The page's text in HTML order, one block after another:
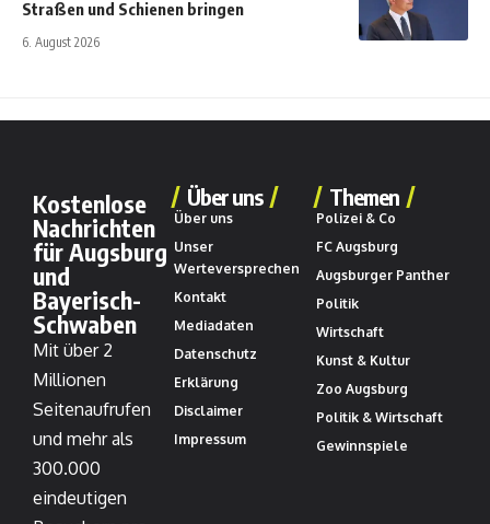
Straßen und Schienen bringen
6. August 2026
Kostenlose
Nachrichten
für Augsburg
und
Bayerisch-
Schwaben
Mit über 2
Millionen
Seitenaufrufen
und mehr als
300.000
eindeutigen
Über uns
Über uns
Unser
Werteversprechen
Kontakt
Mediadaten
Datenschutz
Erklärung
Disclaimer
Impressum
Themen
Polizei & Co
FC Augsburg
Augsburger Panther
Politik
Wirtschaft
Kunst & Kultur
Zoo Augsburg
Politik & Wirtschaft
Gewinnspiele